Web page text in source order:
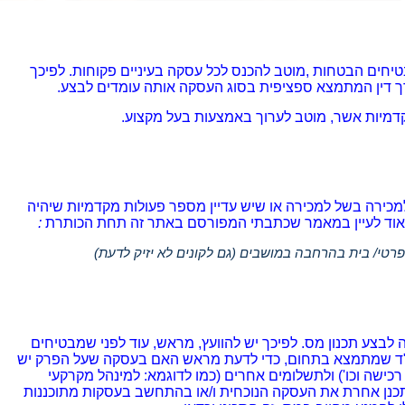
הבטחות ,מוטב להכנס לכל עסקה בעיניים פקוחות. לפיכך
דין המתמצא ספציפית בסוג העסקה אותה עומדים לבצע.
אשר, מוטב לערוך באמצעות בעל מקצוע.
בשל למכירה או שיש עדיין מספר פעולות מקדמיות שיהיה
לעיין במאמר שכתבתי המפורסם באתר זה תחת הכותרת :
בית בהרחבה במושבים (גם לקונים לא יזיק לדעת)
תכנון מס. לפיכך יש להוועץ, מראש, עוד לפני שמבטיחים
שמתמצא בתחום, כדי לדעת מראש האם בעסקה שעל הפרק יש
וכו') ולתשלומים אחרים (כמו לדוגמא: למינהל מקרקעי
אחרת את העסקה הנוכחית ו/או בהתחשב בעסקות מתוכננות